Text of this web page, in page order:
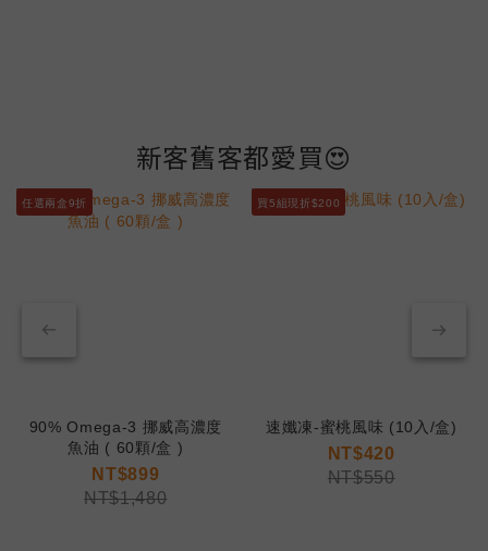
新客舊客都愛買😍
任選兩盒9折
90% Omega-3 挪威高濃度
魚油 ( 60顆/盒 )
NT$899
NT$1,480
買5組現折$200
速孅凍-蜜桃風味 (10入/盒)
NT$420
NT$550